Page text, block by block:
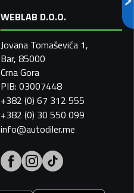
WEBLAB D.O.O.
Jovana Tomaševića 1,
Bar, 85000
Crna Gora
PIB: 03007448
+382 (0) 67 312 555
+382 (0) 30 550 099
info@autodiler.me